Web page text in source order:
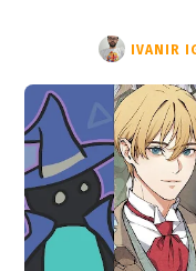
IVANIR